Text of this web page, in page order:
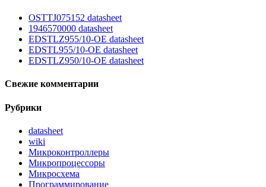
OSTTJ075152 datasheet
1946570000 datasheet
EDSTLZ955/10-OE datasheet
EDSTL955/10-OE datasheet
EDSTLZ950/10-OE datasheet
Свежие комментарии
Рубрики
datasheet
wiki
Микроконтроллеры
Микропроцессоры
Микросхема
Программирование